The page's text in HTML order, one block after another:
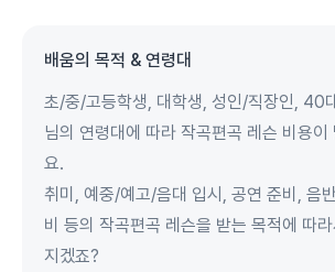
배움의 목적 & 연령대
초/중/고등학생, 대학생, 성인/직장인, 40
님의 연령대에 따라 작곡편곡 레슨 비용이
요.
취미, 예중/예고/음대 입시, 공연 준비, 음
비 등의 작곡편곡 레슨을 받는 목적에 따
지겠죠?